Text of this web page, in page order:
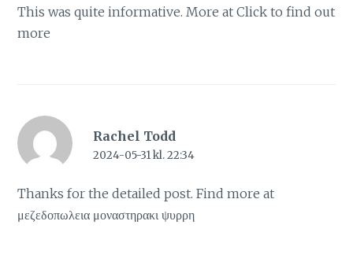
This was quite informative. More atClick to find out
more
Rachel Todd
2024-05-31 kl. 22:34
Thanks for the detailed post. Find more at
μεζεδοπωλεια μοναστηρακι ψυρρη